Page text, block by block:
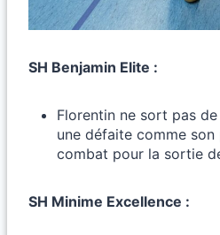
SH Benjamin Elite :
Florentin ne sort pas
une défaite comme
combat pour la sortie
SH Minime Excellence :